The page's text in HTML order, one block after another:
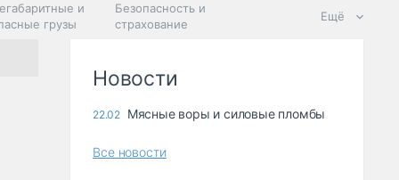
и
грузы
Безопасность и
страхование
Ещё
Новости
22.02 Мясные воры и силовые пломбы
Все новости